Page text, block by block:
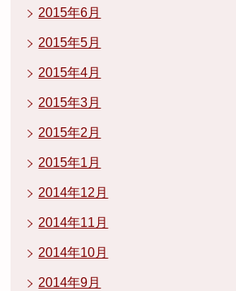
2015年6月
2015年5月
2015年4月
2015年3月
2015年2月
2015年1月
2014年12月
2014年11月
2014年10月
2014年9月